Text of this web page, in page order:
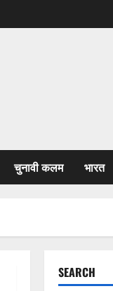
चुनावी कलम भारत
SEARCH